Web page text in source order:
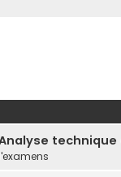
Analyse